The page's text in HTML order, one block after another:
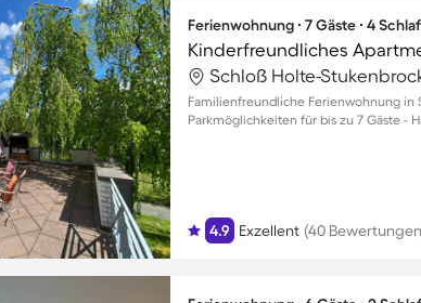
Ferienwohnung ∙ 7 Gäste ∙ 4
Familienfreundliche Ferienwohnung in
Parkmöglichkeiten für bis zu 7 Gäste -
4.9 Exzellent (40